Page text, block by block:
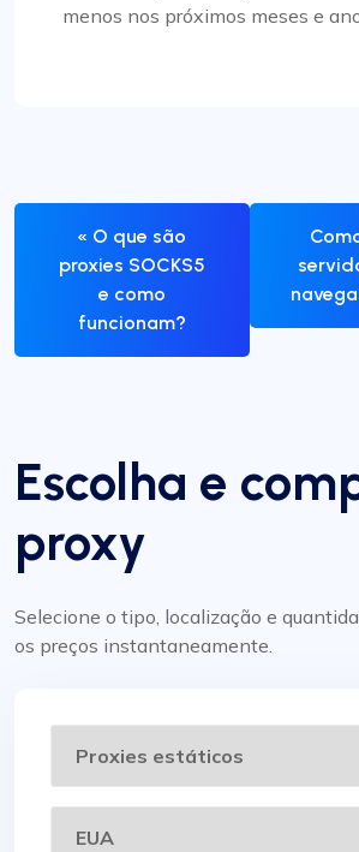
menos nos próximos meses e
« O que são
proxies SOCKS5
e como
funcionam?
Escolha e
proxy
Selecione o tipo, localização e
os preços instantaneamente.